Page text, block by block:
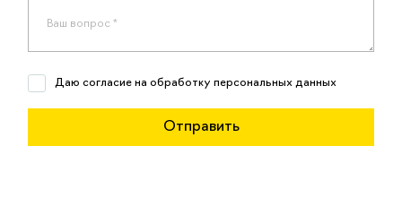
Даю согласие на обработку персональных данных